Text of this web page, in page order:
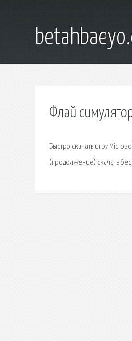
Флай
Быстро скачать игру
(продолжение) скачать